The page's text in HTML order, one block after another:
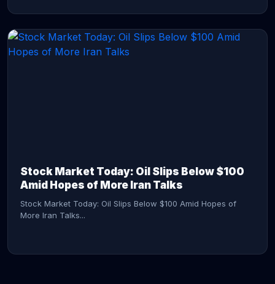
Stock Market Today: Oil Slips Below $100
Amid Hopes of More Iran Talks
Stock Market Today: Oil Slips Below $100 Amid Hopes of
More Iran Talks...